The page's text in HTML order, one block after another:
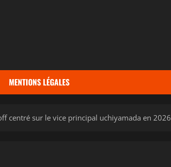
MENTIONS LÉGALES
centré sur le vice principal uchiyamada en 2026